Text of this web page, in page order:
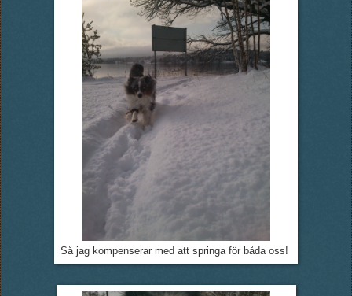
Så jag kompenserar med att springa för båda oss!